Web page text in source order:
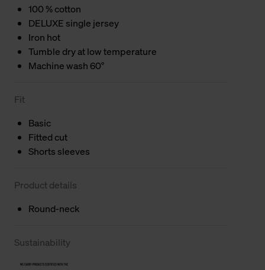
100 % cotton
DELUXE single jersey
Iron hot
Tumble dry at low temperature
Machine wash 60°
Fit
Basic
Fitted cut
Shorts sleeves
Product details
Round-neck
Sustainability